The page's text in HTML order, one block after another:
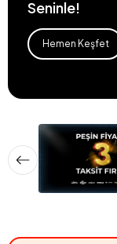
Seninle!
Hemen Keşfet